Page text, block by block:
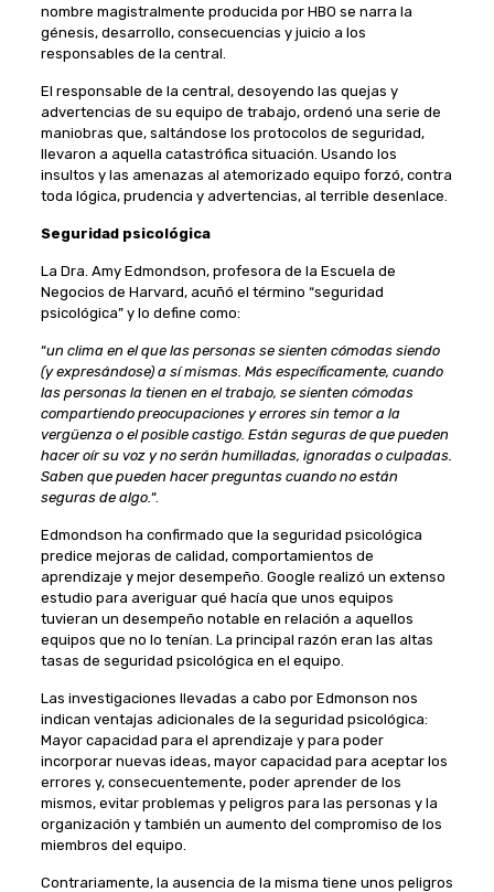
nombre magistralmente producida por HBO se narra la
génesis, desarrollo, consecuencias y juicio a los
responsables de la central.
El responsable de la central, desoyendo las quejas y
advertencias de su equipo de trabajo, ordenó una serie de
maniobras que, saltándose los protocolos de seguridad,
llevaron a aquella catastrófica situación. Usando los
insultos y las amenazas al atemorizado equipo forzó, contra
toda lógica, prudencia y advertencias, al terrible desenlace.
Seguridad psicológica
La Dra. Amy Edmondson, profesora de la Escuela de
Negocios de Harvard, acuñó el término “seguridad
psicológica” y lo define como:
“un clima en el que las personas se sienten cómodas siendo
(y expresándose) a sí mismas. Más específicamente, cuando
las personas la tienen en el trabajo, se sienten cómodas
compartiendo preocupaciones y errores sin temor a la
vergüenza o el posible castigo. Están seguras de que pueden
hacer oír su voz y no serán humilladas, ignoradas o culpadas.
Saben que pueden hacer preguntas cuando no están
seguras de algo. “.
Edmondson ha confirmado que la seguridad psicológica
predice mejoras de calidad, comportamientos de
aprendizaje y mejor desempeño. Google realizó un extenso
estudio para averiguar qué hacía que unos equipos
tuvieran un desempeño notable en relación a aquellos
equipos que no lo tenían. La principal razón eran las altas
tasas de seguridad psicológica en el equipo.
Las investigaciones llevadas a cabo por Edmonson nos
indican ventajas adicionales de la seguridad psicológica:
Mayor capacidad para el aprendizaje y para poder
incorporar nuevas ideas, mayor capacidad para aceptar los
errores y, consecuentemente, poder aprender de los
mismos, evitar problemas y peligros para las personas y la
organización y también un aumento del compromiso de los
miembros del equipo.
Contrariamente, la ausencia de la misma tiene unos peligros